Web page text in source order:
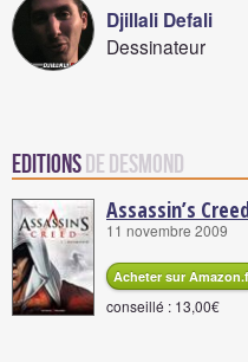
Djillali Defali
Dessinateur
Editionsde Desmond
Assassin’s
11 novembre 2009
Acheter sur
conseillé : 13,00€